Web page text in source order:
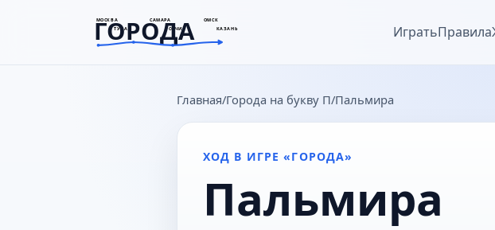
МОСКВА САМАРА ОМСК
ТУЛА СОЧИ КАЗАНЬ
ГОРОДА
goroda-na.ru ИгратьПравила
Главная Города на букву П Пальмира
ХОД В ИГРЕ «ГОРОДА»
Пальмира